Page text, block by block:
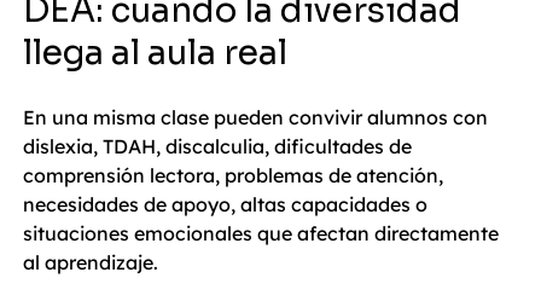
DEA: cuando la diversidad
llega al aula real
En una misma clase pueden convivir alumnos con
dislexia, TDAH, discalculia, dificultades de
comprensión lectora, problemas de atención,
necesidades de apoyo, altas capacidades o
situaciones emocionales que afectan directamente
al aprendizaje.